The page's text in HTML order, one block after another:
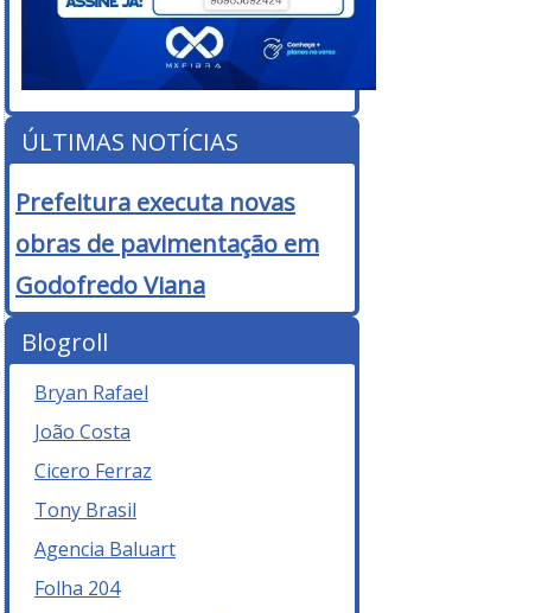
ÚLTIMAS NOTÍCIAS
Prefeitura executa novas
obras de pavimentação em
Godofredo Viana
Blogroll
Bryan Rafael
João Costa
Cicero Ferraz
Tony Brasil
Agencia Baluart
Folha 204